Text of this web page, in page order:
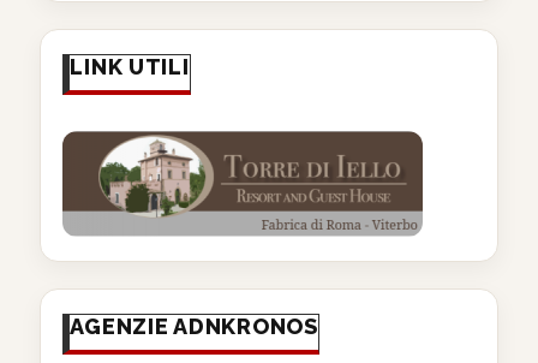
LINK UTILI
AGENZIE ADNKRONOS